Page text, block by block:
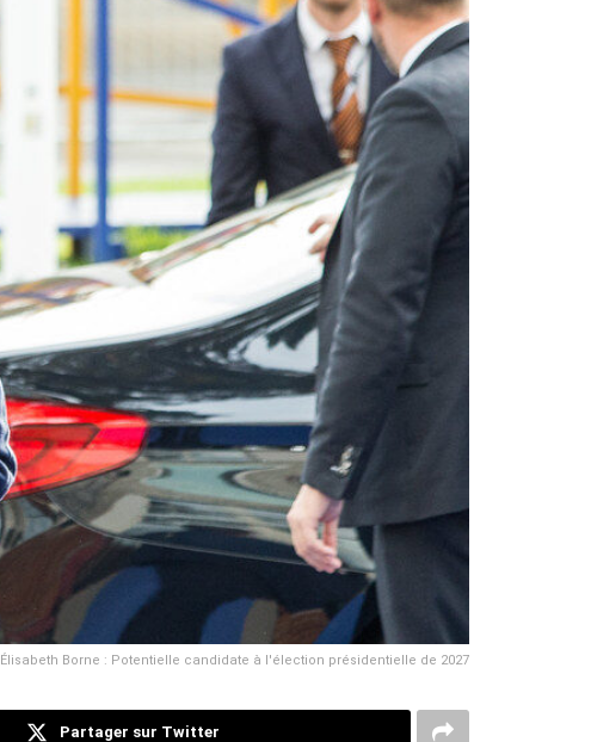
Élisabeth Borne : Potentielle candidate à l'élection présidentielle de 2027
Partager sur Twitter